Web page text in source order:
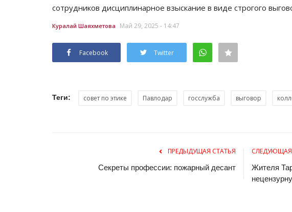
сотрудников дисциплинарное взыскание в виде строгого
Куралай Шаяхметова Май 29, 2025 - 14:47
Facebook Twitter
Теги: совет по этике Павлодар госслужба выговор
ПРЕДЫДУЩАЯ СТАТЬЯ
Секреты профессии: пожарный десант
СЛЕДУЮЩАЯ
Жителя